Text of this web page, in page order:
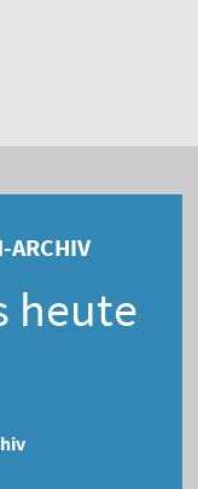
ARCHIV
heute